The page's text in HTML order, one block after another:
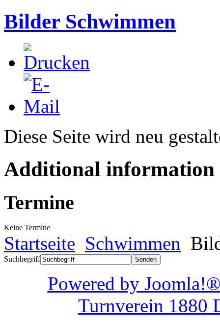
Bilder Schwimmen
Diese Seite wird neu
Additional information
Termine
Keine Termine
Startseite Schwimmen
Suchbegriff
Powered by
Turnverein